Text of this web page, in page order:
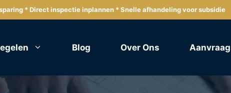
* Direct inspectie inplannen * Snelle afhandeling voor subsidie
Blog Over Ons Aanvraag